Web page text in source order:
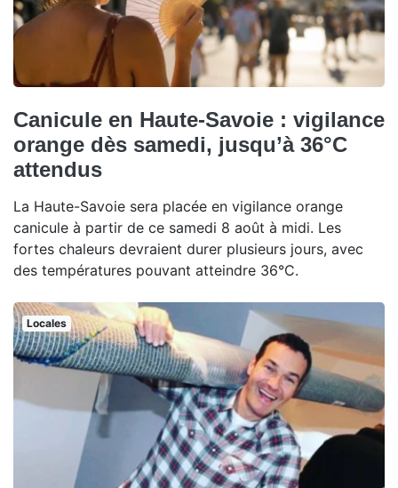
Canicule en Haute-Savoie : vigilance
orange dès samedi, jusqu’à 36°C
attendus
La Haute-Savoie sera placée en vigilance orange
canicule à partir de ce samedi 8 août à midi. Les
fortes chaleurs devraient durer plusieurs jours, avec
des températures pouvant atteindre 36°C.
Locales